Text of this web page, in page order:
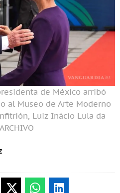
de México arribó
al Museo de Arte Moderno
Luiz Inácio Lula da